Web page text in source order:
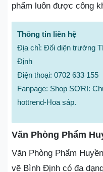
phẩm luôn được công
Thông tin liên hệ
Địa chỉ: Đối diện trường
Định
Điện thoại: 0702 633 155
Fanpage: Shop SƠRI:
hottrend-Hoa sáp.
Văn Phòng Phẩm
Văn Phòng Phẩm
vẽ Bình Định có đa